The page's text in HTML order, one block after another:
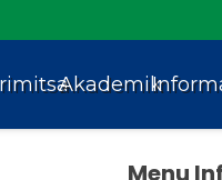
Akademik
Menu